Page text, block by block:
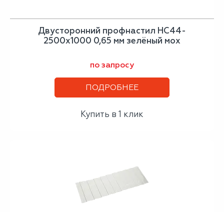
Двусторонний профнастил НС44-
2500х1000 0,65 мм зелёный мох
по запросу
ПОДРОБНЕЕ
Купить в 1 клик